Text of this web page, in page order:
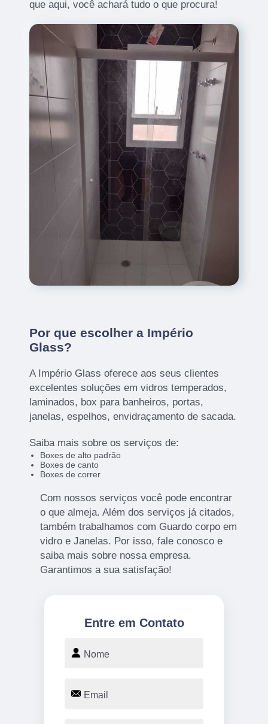
que aqui, você achará tudo o que procura!
Por que escolher a Império
Glass?
A Império Glass oferece aos seus clientes
excelentes soluções em vidros temperados,
laminados, box para banheiros, portas,
janelas, espelhos, envidraçamento de sacada.
Saiba mais sobre os serviços de:
Boxes de alto padrão
Boxes de canto
Boxes de correr
Com nossos serviços você pode encontrar
o que almeja. Além dos serviços já citados,
também trabalhamos com Guardo corpo em
vidro e Janelas. Por isso, fale conosco e
saiba mais sobre nossa empresa.
Garantimos a sua satisfação!
Entre em Contato